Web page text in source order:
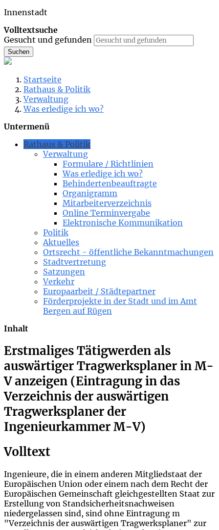
Innenstadt
Volltextsuche
Gesucht und gefunden
Suchen
Startseite
Rathaus & Politik
Verwaltung
Was erledige ich wo?
Untermenü
Rathaus & Politik
Verwaltung
Formulare / Richtlinien
Was erledige ich wo?
Behindertenbeauftragte
Organigramm
Mitarbeiterverzeichnis
Online Terminvergabe
Elektronische Kommunikation
Politik
Aktuelles
Ortsrecht - öffentliche Bekanntmachungen
Stadtvertretung
Satzungen
Verkehr
Europaarbeit / Städtepartner
Förderprojekte in der Stadt und im Amt
Bergen auf Rügen
Inhalt
Erstmaliges Tätigwerden als
auswärtiger Tragwerksplaner in M-
V anzeigen (Eintragung in das
Verzeichnis der auswärtigen
Tragwerksplaner der
Ingenieurkammer M-V)
Volltext
Ingenieure, die in einem anderen Mitgliedstaat der
Europäischen Union oder einem nach dem Recht der
Europäischen Gemeinschaft gleichgestellten Staat zur
Erstellung von Standsicherheitsnachweisen
niedergelassen sind, sind ohne Eintragung m
"Verzeichnis der auswärtigen Tragwerksplaner" zur